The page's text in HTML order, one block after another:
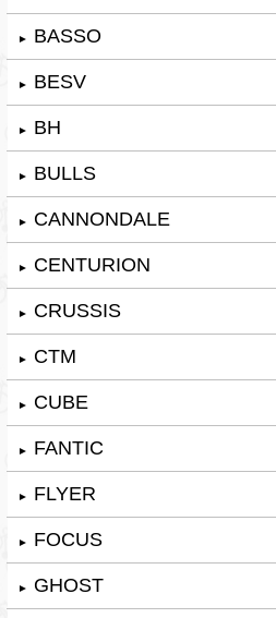
► BASSO
► BESV
► BH
► BULLS
► CANNONDALE
► CENTURION
► CRUSSIS
► CTM
► CUBE
► FANTIC
► FLYER
► FOCUS
► GHOST